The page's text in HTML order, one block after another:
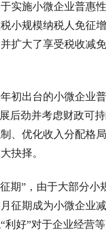
施小微企业普惠
小规模纳税人免征
扩大了享受税收减
出台的小微企业
后劲并考虑财政可
、优化收入分配格
抉择。
”，由于大部分小
征期成为小微企业
好”对于企业经营